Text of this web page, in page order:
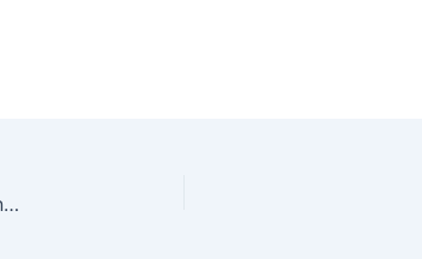
Durante la #Intercampaña los casi 6.9 millones de spots en radio y tv que les corresponde a los partidos, se reparten de manera igualitaria